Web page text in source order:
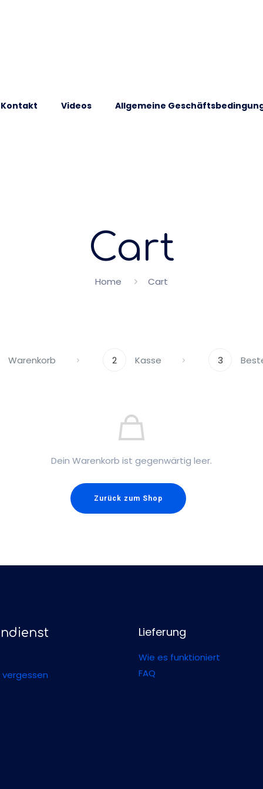
Kontakt Videos Allgemeine
Cart
Home Cart
Warenkorb 2 Kasse 3
Dein Warenkorb ist gegenwärtig leer.
Zurück zum Shop
Lieferung
Wie es funktioniert
FAQ